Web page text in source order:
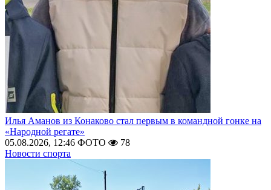
Илья Аманов из Конаково стал первым в командной гонке на
«Народной регате»
05.08.2026, 12:46 ФОТО
78
Новости спорта